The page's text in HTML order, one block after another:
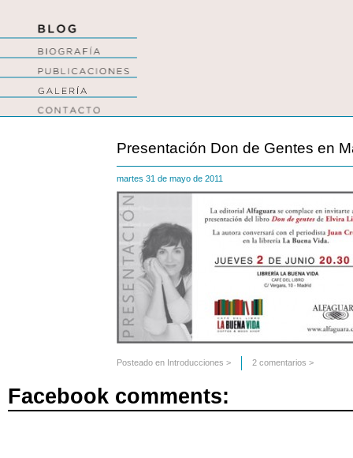
Presentación Don de Gentes en
martes 31 de mayo de 2011
Posteado en Introducciones > 2 comentarios >
Facebook comments: